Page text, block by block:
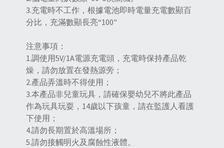
3.充電時不工作，根據電池即時電量充電數顯百
分比，充滿數顯長亮“100"
注意事項：
1.調使用5V/1A電源充電頭，充電時保持產品乾
燥，請勿放置在發熱源旁；
2.產品弄溫時不得使用；
3.本產品非兒童玩具，請確保嬰幼兒不將此產品
作為玩具玩耍，14歲以下孩童，請在監護人看護
下使用；
4.請勿長期置於高溫場所；
5.請勿接觸明火及腐蝕性液體。